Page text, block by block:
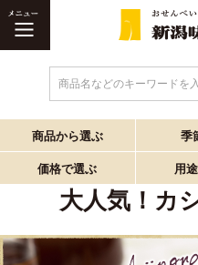
商品名などのキーワードを
商品から選ぶ 季
価格で選ぶ 用
大人気！カ